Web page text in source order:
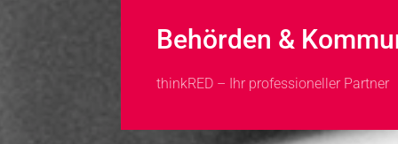
Behörden &
thinkRED – Ihr professioneller Partner